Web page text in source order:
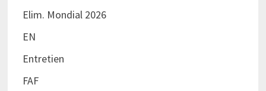
Elim. Mondial 2026
EN
Entretien
FAF